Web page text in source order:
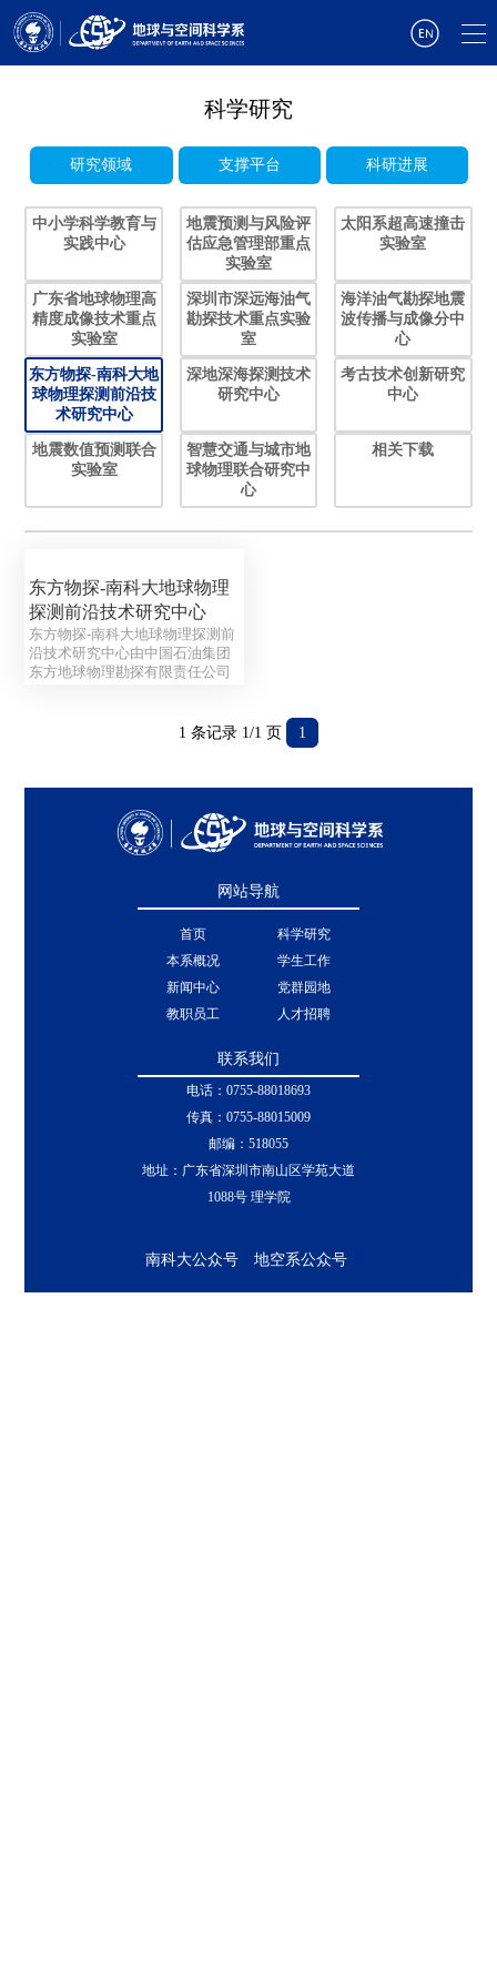
科学研究
研究领域 支撑平台 科研进展
中小学科学教育与
实践中心
地震预测与风险评
估应急管理部重点
实验室
太阳系超高速撞击
实验室
广东省地球物理高
精度成像技术重点
实验室
深圳市深远海油气
勘探技术重点实验
室
海洋油气勘探地震
波传播与成像分中
心
东方物探-南科大地
球物理探测前沿技
术研究中心
深地深海探测技术
研究中心
考古技术创新研究
中心
地震数值预测联合
实验室
智慧交通与城市地
球物理联合研究中
心
相关下载
东方物探-南科大地球物理
探测前沿技术研究中心
东方物探-南科大地球物理探测前
沿技术研究中心由中国石油集团
东方地球物理勘探有限责任公司
叉科研优势与东方物探的行业技1 条记录 1/1 页 1
网站导航
首页
本系概况
新闻中心
教职员工
科学研究
学生工作
党群园地
人才招聘
联系我们
电话：0755-88018693
传真：0755-88015009
邮编：518055
地址：广东省深圳市南山区学苑大道
1088号 理学院
南科大公众号 地空系公众号